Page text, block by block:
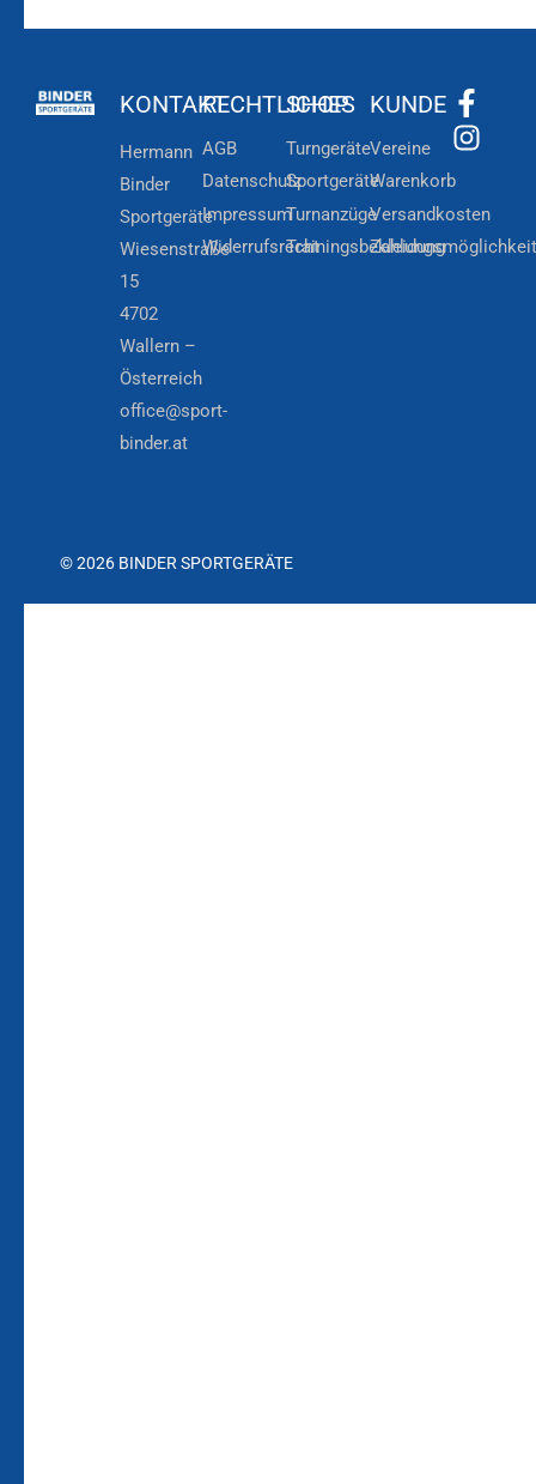
KONTAKT
Hermann
Binder
Sportgeräte
Wiesenstraße
15
4702
Wallern –
Österreich
office@sport-
binder.at
RECHTLICHES
AGB
Datenschutz
Impressum
Widerrufsrecht
SHOP
Turngeräte
Sportgeräte
Turnanzüge
Trainingsbekleidung
KUNDE
Vereine
Warenkorb
Versandkosten
© 2026 BINDER SPORTGERÄTE